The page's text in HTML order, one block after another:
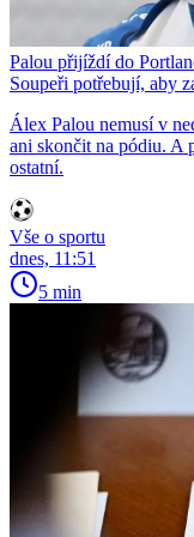
Palou přijíždí do
Soupeři potřebují, aby
Álex Palou nemusí v
ani skončit na pódiu. A
ostatní.
Vše o sportu
dnes, 11:51
5 min